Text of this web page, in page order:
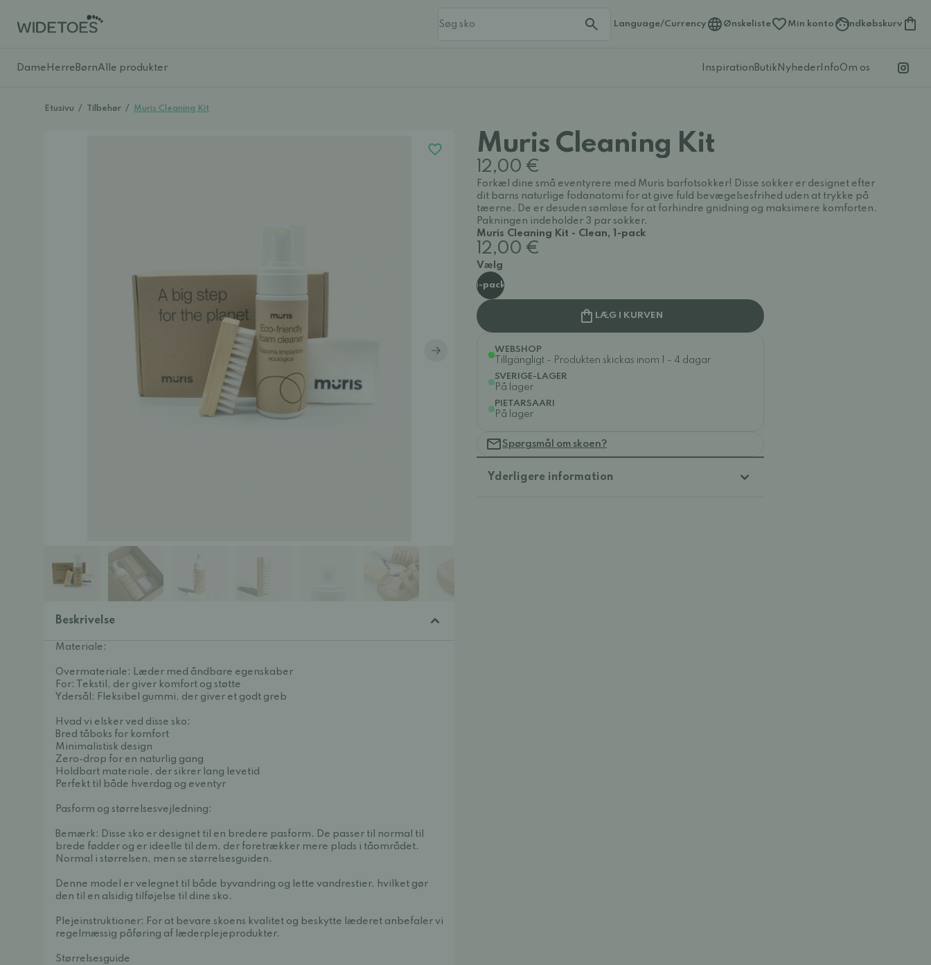
Language/Currency Ønskeliste Min konto Indkøbskurv
Dame Herre BørnAlle produkter Inspiration Butik Nyheder InfoOm os
Etusivu / Tilbehør / Muris Cleaning Kit
Beskrivelse
Materiale:
Overmateriale: Læder med åndbare egenskaber
For: Tekstil, der giver komfort og støtte
Ydersål: Fleksibel gummi, der giver et godt greb
Hvad vi elsker ved disse sko:
Bred tåboks for komfort
Minimalistisk design
Zero-drop for en naturlig gang
Holdbart materiale, der sikrer lang levetid
Perfekt til både hverdag og eventyr
Pasform og størrelsesvejledning:
Bemærk: Disse sko er designet til en bredere pasform. De passer til normal til
brede fødder og er ideelle til dem, der foretrækker mere plads i tåområdet.
Normal i størrelsen, men se størrelsesguiden.
Denne model er velegnet til både byvandring og lette vandrestier, hvilket gør
den til en alsidig tilføjelse til dine sko.
Plejeinstruktioner: For at bevare skoens kvalitet og beskytte læderet anbefaler vi
regelmæssig påføring af læderplejeprodukter.
Størrelsesguide
Muris Cleaning Kit
12,00 €
Forkæl dine små eventyrere med Muris barfotsokker! Disse sokker er designet efter
dit barns naturlige fodanatomi for at give fuld bevægelsesfrihed uden at trykke på
tæerne. De er desuden sømløse for at forhindre gnidning og maksimere komforten.
Pakningen indeholder 3 par sokker.
Muris Cleaning Kit - Clean, 1-pack
12,00 €
Vælg
1-pack
LÆG I KURVEN
WEBSHOP
Tillgängligt - Produkten skickas inom 1 - 4 dagar
SVERIGE-LAGER
På lager
PIETARSAARI
På lager
Spørgsmål om skoen?
Yderligere information